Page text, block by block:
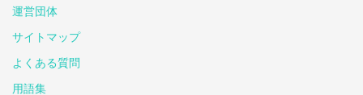
運営団体
サイトマップ
よくある質問
用語集